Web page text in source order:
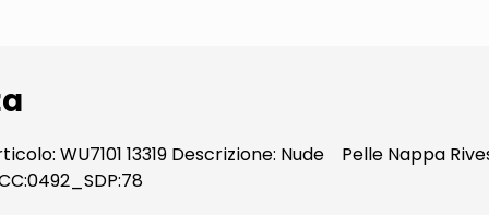
WU7101 13319 Descrizione: Nude Pelle Nappa